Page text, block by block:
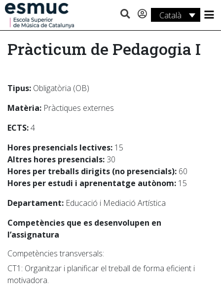
Català
Estudis
Recerca
Pràcticum de Pedagogia I
Tipus: Obligatòria (OB)
Matèria: Pràctiques externes
ECTS:4
Hores presencials lectives: 15
Altres hores presencials: 30
Hores per treballs dirigits (no presencials): 60
Hores per estudi i aprenentatge autònom: 15
Departament: Educació i Mediació Artística
Competències que es desenvolupen en
l’assignatura
Competències transversals:
CT1 : Organitzar i planificar el treball de forma eficient i
motivadora.